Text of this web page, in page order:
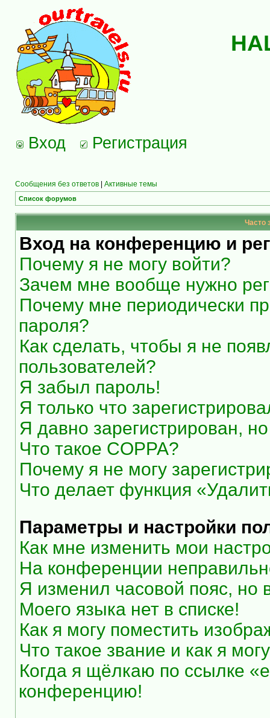
Вход Регистрация
Сообщения без ответов | Активные темы
Список форумов
Часто
Вход на конференцию и
Почему я не могу войти?
Зачем мне вообще нужно
Почему мне периодически
пароля?
Как сделать, чтобы я не
пользователей?
Я забыл пароль!
Я только что
Я давно зарегистрирован,
Что такое COPPA?
Почему я не могу
Что делает функция
Параметры и настройки
Как мне изменить мои
На конференции
Я изменил часовой пояс, но
Моего языка нет в списке!
Как я могу поместить
Что такое звание и как я
Когда я щёлкаю по ссылке
конференцию!